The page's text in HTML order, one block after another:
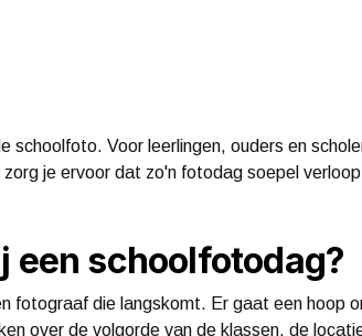
schoolfoto. Voor leerlingen, ouders en
je ervoor dat zo'n fotodag soepel
een schoolfotodag?
fotograaf die langskomt. Er gaat een hoop
over de volgorde van de klassen, de